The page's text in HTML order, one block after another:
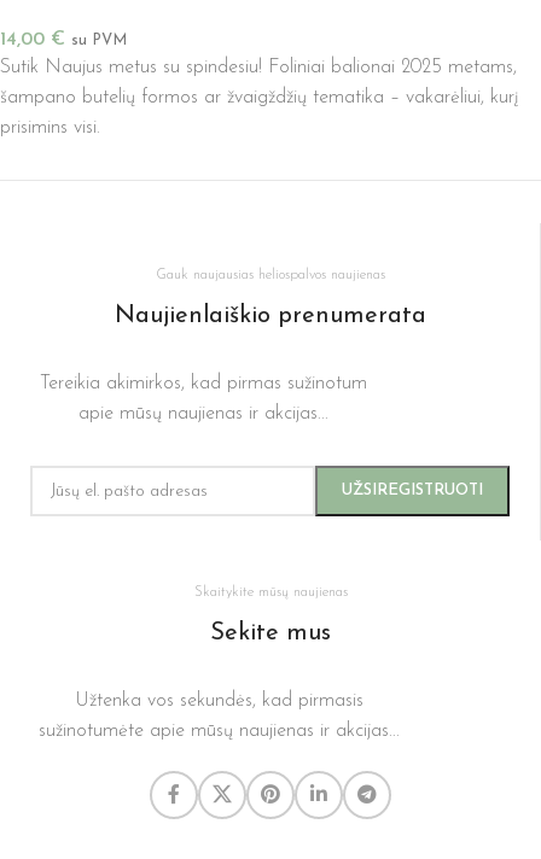
14,00 € su PVM
Sutik Naujus metus su spindesiu! Foliniai balionai 2025 metams,
šampano butelių formos ar žvaigždžių tematika – vakarėliui, kurį
prisimins visi.
Gauk naujausias heliospalvos naujienas
Naujienlaiškio prenumerata
Tereikia akimirkos, kad pirmas sužinotum
apie mūsų naujienas ir akcijas...
Skaitykite mūsų naujienas
Sekite mus
Užtenka vos sekundės, kad pirmasis
sužinotumėte apie mūsų naujienas ir akcijas...